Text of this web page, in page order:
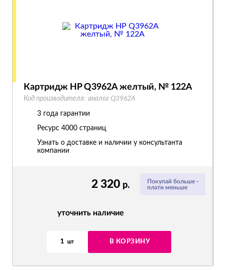
Покупай больше -
плати меньше
2 320 р.
уточнить наличие
1 шт В КОРЗИНУ
Картридж HP Q3962A желтый, № 122A
Код производителя: аналог Q3962A
3 года гарантии
Ресурс 4000 страниц
Узнать о доставке и наличии у консультанта
компании